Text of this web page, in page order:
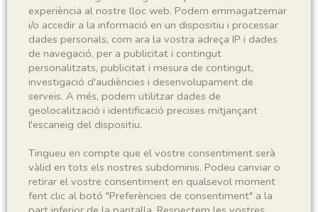
Montsechia vidalii
Sigla
MNHN 17217
Regne
Plantae
Phyllum
Spermatophyta
experiència al nostre lloc web. Podem emmagatzemar
i/o accedir a la informació en un dispositiu i processar
dades personals, com ara la vostra adreça IP i dades
de navegació, per a publicitat i contingut
personalitzats, publicitat i mesura de contingut,
investigació d'audiències i desenvolupament de
serveis. A més, podem utilitzar dades de
geolocalització i identificació precises mitjançant
l'escaneig del dispositiu.
Tingueu en compte que el vostre consentiment serà
vàlid en tots els nostres subdominis. Podeu canviar o
retirar el vostre consentiment en qualsevol moment
fent clic al botó "Preferències de consentiment" a la